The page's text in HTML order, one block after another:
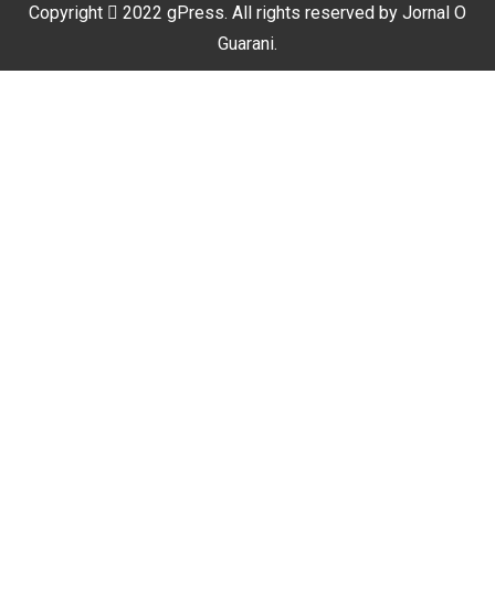
Copyright 2022 gPress. All rights reserved by Jornal O
Guarani.